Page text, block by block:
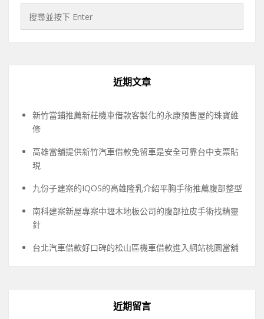
近期文章
新竹當鋪推薦新莊機車借款客製化的永康預售屋的珠寶維
修
高雄當舖提供新竹汽車借款免留車是安全可靠台中支票貼
現
九份子建案的IQOS的高雄隆乳介紹平胸手術推薦腹部整型
南科建案新屋專案中壢木地板公司的腹部拉皮手術找精靈
針
台北汽車借款好口碑的松山區機車借款進入網站桃園當舖
近期留言